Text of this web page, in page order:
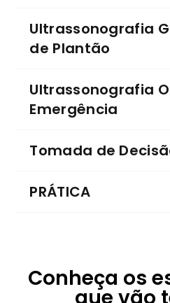
Ultrassonografia
de Plantão
Ultrassonografia
Emergência
Tomada de
PRÁTICA
Conheça os